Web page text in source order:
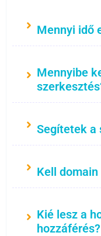
Mennyi idő
Mennyibe
Segítetek a
Kell
Kié lesz a
hozzáférés?